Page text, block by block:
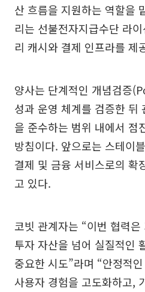
산 흐름을 지원하는 역할을
리는 선불전자지급수단 라
리 캐시와 결제 인프라를 제
양사는 단계적인 개념검증
성과 운영 체계를 검증한 뒤
을 준수하는 범위 내에서 점
방침이다. 앞으로는 스테이
결제 및 금융 서비스로의 확
고 있다.
코빗 관계자는 “이번 협력
투자 자산을 넘어 실질적인
중요한 시도”라며 “안정적
사용자 경험을 고도화하고,